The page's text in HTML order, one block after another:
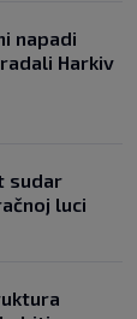
napadi
Harkiv
sudar
luci